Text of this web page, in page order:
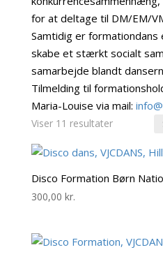
for at deltage til DM/EM/
Samtidig er formationdans
skabe et stærkt socialt
samarbejde blandt
Tilmelding til
Maria-Louise via mail:
Viser 11 resultater
Disco Formation Børn
300,00 kr.